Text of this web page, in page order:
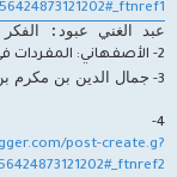
عبد الغني عبود: الفكر
2- الأصفهاني: المفردات في غريب القرآن ص 158
3-
جمال الدين بن مكرم
4-
post-create.g?